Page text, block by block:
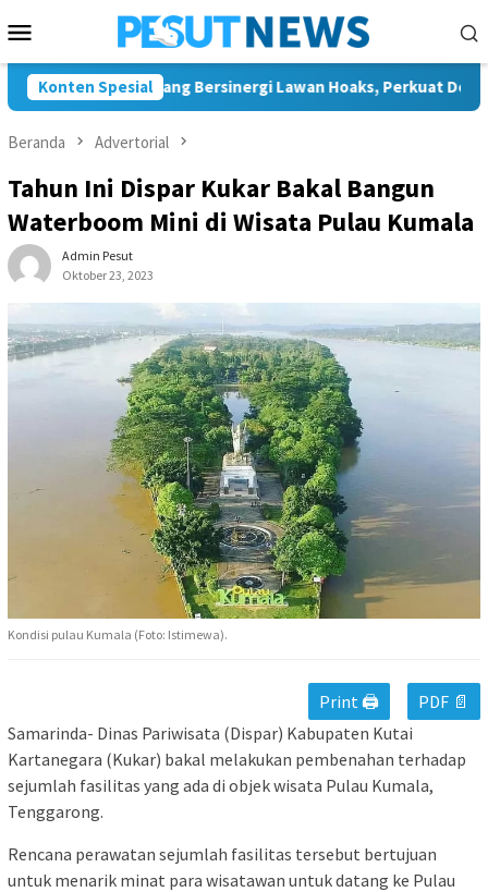
ke
Mobile
Konten Spesial
JMSI Bontang Bersinergi Lawan Hoaks, Perkuat Demokrasi
Beranda Advertorial
Tahun Ini Dispar Kukar Bakal Bangun
Waterboom Mini di Wisata Pulau Kumala
Admin Pesut
Oktober 23, 2023
Kondisi pulau Kumala (Foto: Istimewa).
Print 🖨
PDF 📄
Samarinda- Dinas Pariwisata (Dispar) Kabupaten Kutai
Kartanegara (Kukar) bakal melakukan pembenahan terhadap
sejumlah fasilitas yang ada di objek wisata Pulau Kumala,
Tenggarong.
Rencana perawatan sejumlah fasilitas tersebut bertujuan
untuk menarik minat para wisatawan untuk datang ke Pulau